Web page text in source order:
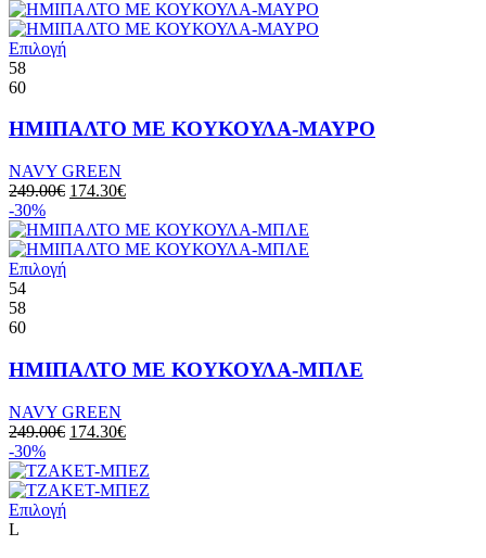
Επιλογή
58
60
ΗΜΙΠΑΛΤΟ ΜΕ ΚΟΥΚΟΥΛΑ-ΜΑΥΡΟ
NAVY GREEN
249.00€ 174.30€
-30%
Επιλογή
54
58
60
ΗΜΙΠΑΛΤΟ ΜΕ ΚΟΥΚΟΥΛΑ-ΜΠΛΕ
NAVY GREEN
249.00€ 174.30€
-30%
Επιλογή
L